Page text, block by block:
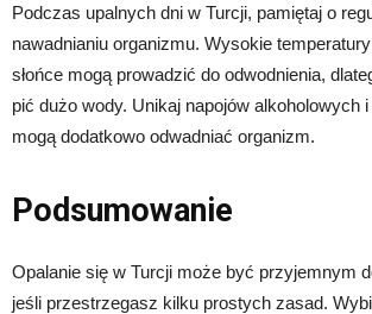
Podczas upalnych dni w Turcji, pamiętaj o
nawadnianiu organizmu. Wysokie
słońce mogą prowadzić do odwodnienia,
pić dużo wody. Unikaj napojów alkoholowych
mogą dodatkowo odwadniać organizm.
Podsumowanie
Opalanie się w Turcji może być przyjemnym
jeśli przestrzegasz kilku prostych zasad.